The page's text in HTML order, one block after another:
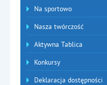
Na sportowo
Nasza twórczość
Aktywna Tablica
Konkursy
Deklaracja dostępności